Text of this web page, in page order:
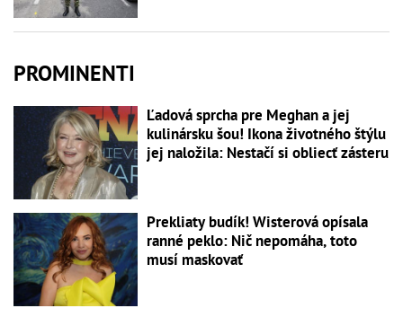
PROMINENTI
Ľadová sprcha pre Meghan a jej
kulinársku šou! Ikona životného štýlu
jej naložila: Nestačí si obliecť zásteru
Prekliaty budík! Wisterová opísala
ranné peklo: Nič nepomáha, toto
musí maskovať